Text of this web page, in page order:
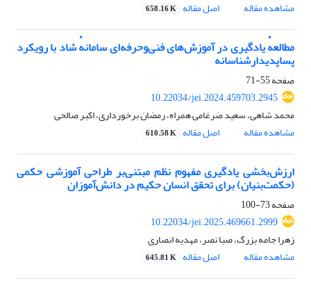
مشاهده مقاله
اصل مقاله 658.16 K
مطالعهٔ یادگیری در آموزش‌های فنی‌وحرفه‌ای سامانهٔ شاد با رویکرد
پساپدیدارشناسانه
صفحه55-71
10.22034/jei.2024.459703.2945
محمد شاهی، سعید ضرغامی همراه، رمضان برخورداری، اکبر صالحی
مشاهده مقاله
اصل مقاله 610.58 K
ارزش‌بخشی یادگیری مفهوم نظم مبتنی‌بر طراحی آموزشی حکمی
(حکمت‌بنیان) برای تحقق انسان حکیم در دانش‌آموزان
صفحه73-100
10.22034/jei.2025.469661.2999
زهرا جامه بزرگ، صبا نصر، مهدیه انصاری
مشاهده مقاله
اصل مقاله 645.81 K